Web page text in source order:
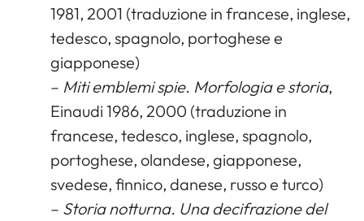
1981, 2001 (traduzione in francese, inglese,
tedesco, spagnolo, portoghese e
giapponese)
– Miti emblemi spie. Morfologia e storia,
Einaudi 1986, 2000 (traduzione in
francese, tedesco, inglese, spagnolo,
portoghese, olandese, giapponese,
svedese, finnico, danese, russo e turco)
– Storia notturna. Una decifrazione del